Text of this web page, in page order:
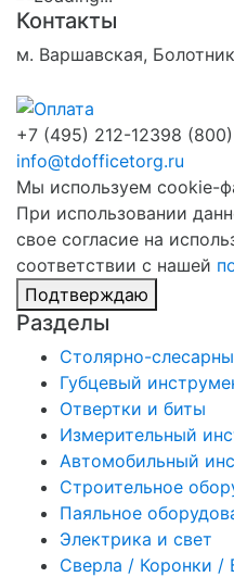
Контакты
м. Варшавская,
+7 (495) 212-12398
info@tdofficetorg.ru
Мы используем cookie-
При использовании
свое согласие на
соответствии с нашей
Подтверждаю
Разделы
Столярно-
Губцевый
Отвертки и биты
Измерительный
Автомобильный
Строительное
Паяльное
Электрика и свет
Сверла / Коронки